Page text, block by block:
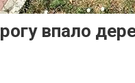
впало